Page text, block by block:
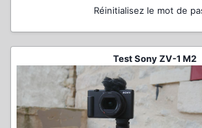
Réinitialisez le mot de
Test Sony ZV-1 M2